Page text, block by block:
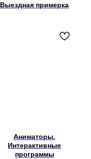
Выездная примерка
Аниматоры.
Интерактивные
программы